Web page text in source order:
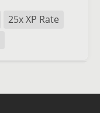
25x XP Rate